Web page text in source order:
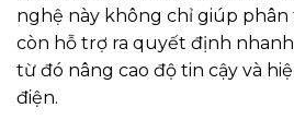
nghệ này không chỉ giúp
còn hỗ trợ ra quyết định
từ đó nâng cao độ tin cậy và
điện.